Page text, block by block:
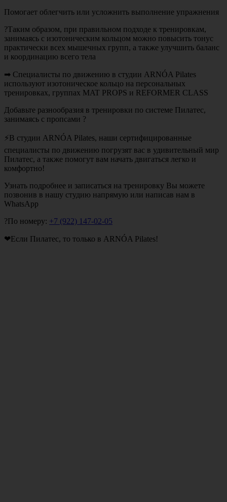
Помогает облегчить или усложнить выполнение упражнения
?Таким образом, при правильном подходе к тренировкам,
занимаясь с изотоническим кольцом можно повысить тонус
практически всех мышечных групп, а также улучшить баланс
и координацию всего тела
➡ Специалисты по движению в студии ARNÓA Pilates
используют изотоническое кольцо на персональных
тренировках, группах MAT PROPS и REFORMER CLASS
Добавьте разнообразия в тренировки по системе Пилатес,
занимаясь с пропсами ?
⚡В студии ARNÓA Pilates, наши сертифицированные
специалисты по движению погрузят вас в удивительный мир
Пилатес, а также помогут вам начать двигаться легко и
комфортно!
Узнать подробнее и записаться на тренировку Вы можете
позвонив в нашу студию напрямую или написав нам в
WhatsApp
?По номеру: +7 (922) 147-02-05
❤Если Пилатес, то только в ARNÓA Pilates!